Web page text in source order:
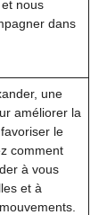
nous
dans
une
améliorer la
le
comment
à vous
et à